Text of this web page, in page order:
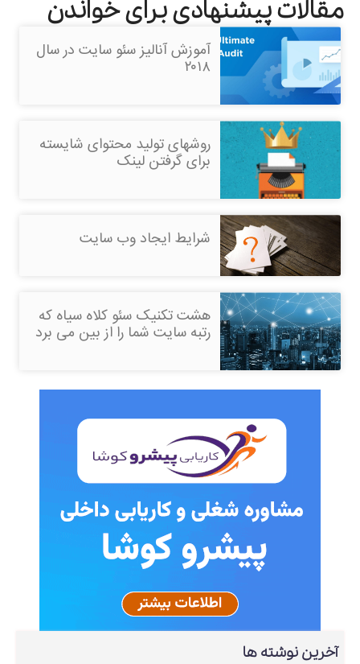
مقالات پیشنهادی برای خواندن
آموزش آنالیز سئو سایت در سال
۲۰۱۸
روشهای تولید محتوای شایسته
برای گرفتن لینک
شرایط ایجاد وب سایت
هشت تکنیک سئو کلاه سیاه که
رتبه سایت شما را از بین می برد
آخرین نوشته ها